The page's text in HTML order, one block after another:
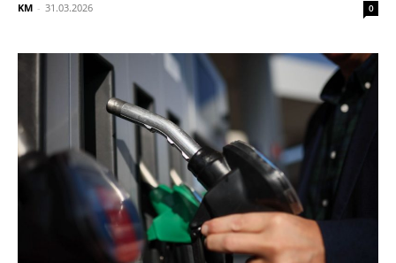
KM - 31.03.2026 0